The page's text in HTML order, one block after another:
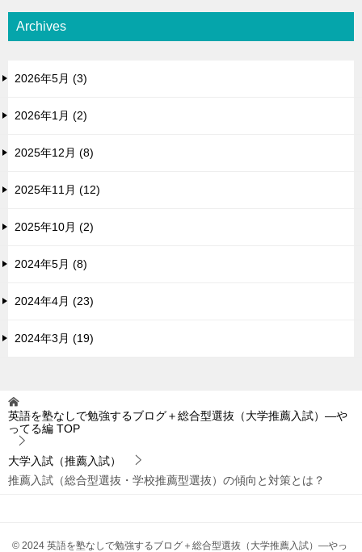
Archives
2026年5月 (3)
2026年1月 (2)
2025年12月 (8)
2025年11月 (12)
2025年10月 (2)
2024年5月 (8)
2024年4月 (23)
2024年3月 (19)
英語を塾なしで勉強するブログ＋総合型選抜（大学推薦入試）―や
ってる編 TOP
大学入試（推薦入試）
推薦入試（総合型選抜・学校推薦型選抜）の傾向と対策とは？
© 2024 英語を塾なしで勉強するブログ＋総合型選抜（大学推薦入試）―やっ